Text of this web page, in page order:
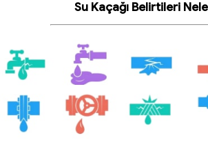
Su Kaçağı Belirtileri